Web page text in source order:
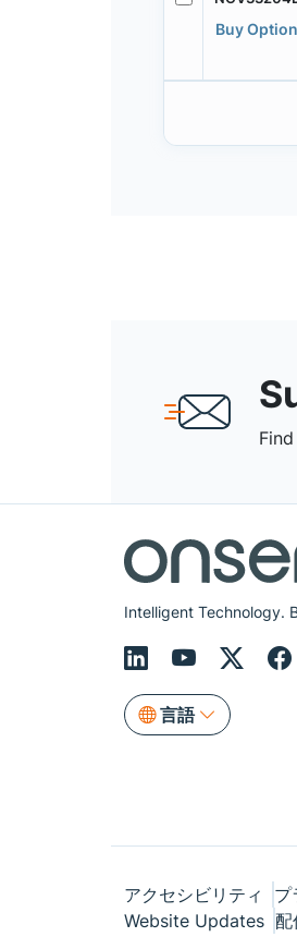
Buy
Intelligent Technology.
言語
アクセシビリティ プ
Website Updates 配